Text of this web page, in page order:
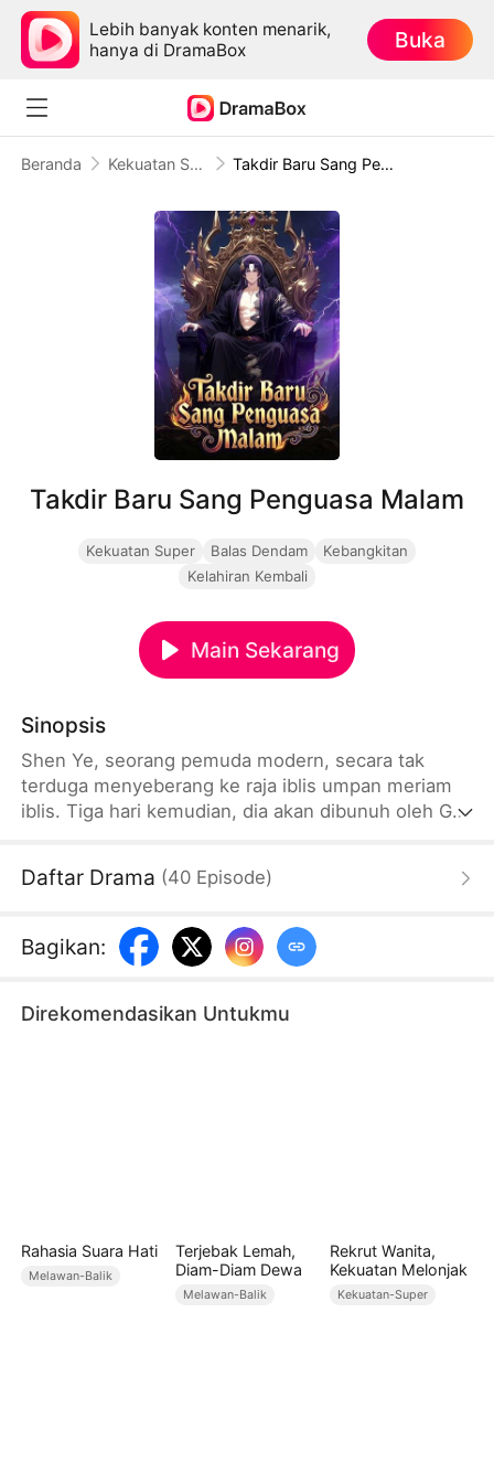
Lebih banyak konten menarik,
hanya di DramaBox
Buka
Beranda Kekuatan Super Takdir Baru Sang Penguasa Malam
Takdir Baru Sang Penguasa Malam
Kekuatan Super Balas Dendam
Kebangkitan
Kelahiran Kembali
Main Sekarang
Sinopsis
Shen Ye, seorang pemuda modern, secara tak
terduga menyeberang ke raja iblis umpan meriam
iblis. Tiga hari kemudian, dia akan dibunuh oleh Gu
menjarah Takdir dengan membunuh anak - anak
mengubah hidupnya melawan langit, mengambil
alih akar roh es dan cabang - cabang dingin,
kekuatannya melonjak.
Daftar Drama (40 Episode)
Bagikan:
Direkomendasikan Untukmu
Rahasia Suara Hati
Melawan-Balik
Terjebak Lemah,
Diam-Diam Dewa
Melawan-Balik
Rekrut Wanita,
Kekuatan Melonjak
Kekuatan-Super